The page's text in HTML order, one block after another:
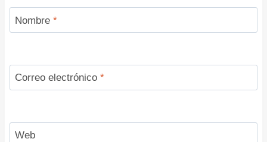
Nombre *
Correo electrónico *
Web